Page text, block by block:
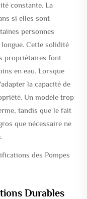
constante. La
si elles sont
personnes
Cette solidité
propriétaires font
en eau. Lorsque
la capacité de
Un modèle trop
tandis que le fait
que nécessaire ne
des Pompes
Durables